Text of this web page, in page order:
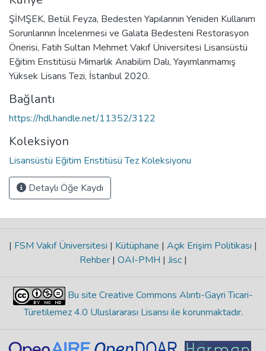
ŞİMŞEK, Betül Feyza, Bedesten Yapılarının Yeniden Kullanım
Sorunlarının İncelenmesi ve Galata Bedesteni Restorasyon
Önerisi, Fatih Sultan Mehmet Vakıf Üniversitesi Lisansüstü
Eğitim Enstitüsü Mimarlık Anabilim Dalı, Yayımlanmamış
Yüksek Lisans Tezi, İstanbul 2020.
Bağlantı
https://hdl.handle.net/11352/3122
Koleksiyon
Lisansüstü Eğitim Enstitüsü Tez Koleksiyonu
Detaylı Öğe Kaydı
| FSM Vakıf Üniversitesi | Kütüphane | Açık Erişim Politikası |
Rehber | OAI-PMH | Jisc |
Bu site Creative Commons Alıntı-Gayri Ticari-
Türetilemez 4.0 Uluslararası Lisansı ile korunmaktadır.